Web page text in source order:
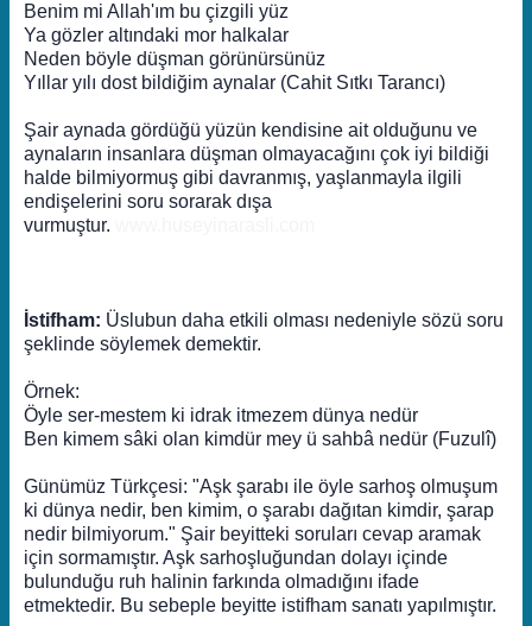
Benim mi Allah'ım bu çizgili yüz
Ya gözler altındaki mor halkalar
Neden böyle düşman görünürsünüz
Yıllar yılı dost bildiğim aynalar (Cahit Sıtkı Tarancı)
Şair aynada gördüğü yüzün kendisine ait olduğunu ve
aynaların insanlara düşman olmayacağını çok iyi bildiği
halde bilmiyormuş gibi davranmış, yaşlanmayla ilgili
endişelerini soru sorarak dışa
vurmuştur.
İstifham: Üslubun daha etkili olması nedeniyle sözü soru
şeklinde söylemek demektir.
Örnek:
Öyle ser-mestem ki idrak itmezem dünya nedür
Ben kimem sâki olan kimdür mey ü sahbâ nedür (Fuzulî)
Günümüz Türkçesi: "Aşk şarabı ile öyle sarhoş olmuşum
ki dünya nedir, ben kimim, o şarabı dağıtan kimdir, şarap
nedir bilmiyorum." Şair beyitteki soruları cevap aramak
için sormamıştır. Aşk sarhoşluğundan dolayı içinde
bulunduğu ruh halinin farkında olmadığını ifade
etmektedir. Bu sebeple beyitte istifham sanatı yapılmıştır.